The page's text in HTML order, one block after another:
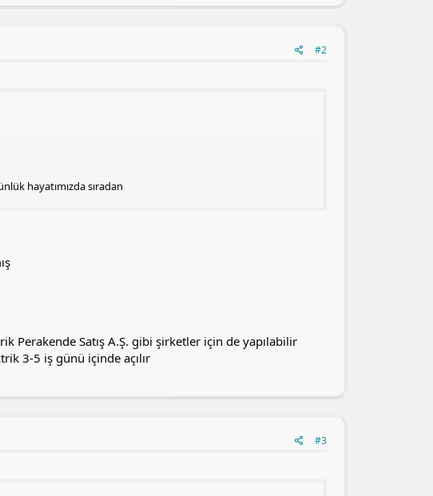
#2
hayatımızda sıradan
Perakende Satış A.Ş. gibi şirketler için de yapılabilir
3-5 iş günü içinde açılır
#3